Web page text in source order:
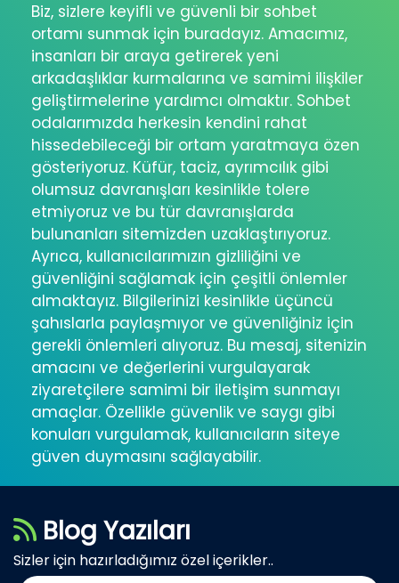
Biz, sizlere keyifli ve güvenli bir sohbet
ortamı sunmak için buradayız. Amacımız,
insanları bir araya getirerek yeni
arkadaşlıklar kurmalarına ve samimi ilişkiler
geliştirmelerine yardımcı olmaktır. Sohbet
odalarımızda herkesin kendini rahat
hissedebileceği bir ortam yaratmaya özen
gösteriyoruz. Küfür, taciz, ayrımcılık gibi
olumsuz davranışları kesinlikle tolere
etmiyoruz ve bu tür davranışlarda
bulunanları sitemizden uzaklaştırıyoruz.
Ayrıca, kullanıcılarımızın gizliliğini ve
güvenliğini sağlamak için çeşitli önlemler
almaktayız. Bilgilerinizi kesinlikle üçüncü
şahıslarla paylaşmıyor ve güvenliğiniz için
gerekli önlemleri alıyoruz. Bu mesaj, sitenizin
amacını ve değerlerini vurgulayarak
ziyaretçilere samimi bir iletişim sunmayı
amaçlar. Özellikle güvenlik ve saygı gibi
konuları vurgulamak, kullanıcıların siteye
güven duymasını sağlayabilir.
Blog Yazıları
Sizler için hazırladığımız özel içerikler..